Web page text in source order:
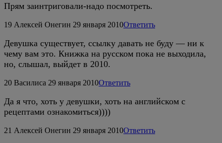
Прям заинтриговали-надо посмотреть.
19 Алексей Онегин 29 января 2010Ответить
Девушка существует, ссылку давать не буду — ни к
чему вам это. Книжка на русском пока не выходила,
но, слышал, выйдет в 2010.
20 Василиса 29 января 2010Ответить
Да я что, хоть у девушки, хоть на английском с
рецептами ознакомиться))))
21 Алексей Онегин 29 января 2010Ответить